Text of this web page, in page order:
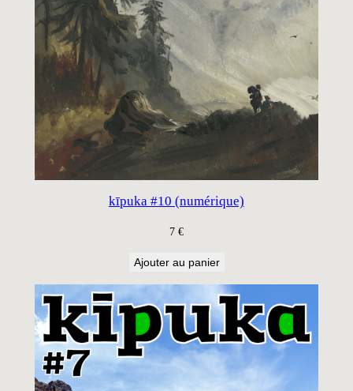
kīpuka #10 (numérique)
7 €
Ajouter au panier